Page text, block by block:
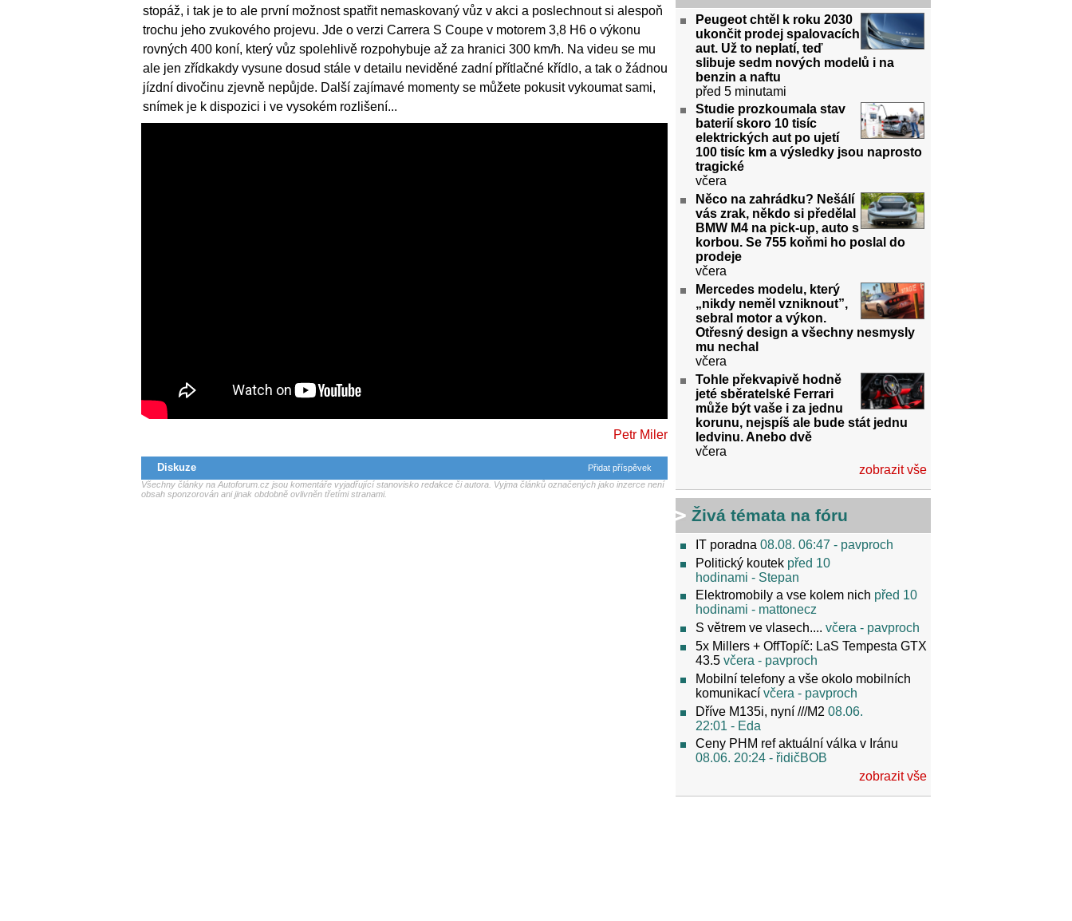
stopáž, i tak je to ale první možnost spatřit nemaskovaný vůz v akci a poslechnout si alespoň
trochu jeho zvukového projevu. Jde o verzi Carrera S Coupe v motorem 3,8 H6 o výkonu
rovných 400 koní, který vůz spolehlivě rozpohybuje až za hranici 300 km/h. Na videu se mu
ale jen zřídkakdy vysune dosud stále v detailu neviděné zadní přítlačné křídlo, a tak o žádnou
jízdní divočinu zjevně nepůjde. Další zajímavé momenty se můžete pokusit vykoumat sami,
snímek je k dispozici i ve vysokém rozlišení...
Petr Miler
Diskuze
Přidat příspěvek
Všechny články na Autoforum.cz jsou komentáře vyjadřující stanovisko redakce či autora. Vyjma článků označených jako inzerce není
obsah sponzorován ani jinak obdobně ovlivněn třetími stranami.
Peugeot chtěl k roku 2030
ukončit prodej spalovacích
aut. Už to neplatí, teď
slibuje sedm nových modelů i na
benzin a naftu
před 5 minutami
Studie prozkoumala stav
baterií skoro 10 tisíc
elektrických aut po ujetí
100 tisíc km a výsledky jsou naprosto
tragické
včera
Něco na zahrádku? Nešálí
vás zrak, někdo si předělal
BMW M4 na pick-up, auto s
korbou. Se 755 koňmi ho poslal do
prodeje
včera
Mercedes modelu, který
„nikdy neměl vzniknout”,
sebral motor a výkon.
Otřesný design a všechny nesmysly
mu nechal
včera
Tohle překvapivě hodně
jeté sběratelské Ferrari
může být vaše i za jednu
korunu, nejspíš ale bude stát jednu
ledvinu. Anebo dvě
včera
zobrazit vše
Živá témata na fóru
IT poradna 08.08. 06:47 - pavproch
Politický koutek před 10
hodinami - Stepan
Elektromobily a vse kolem nich před 10
hodinami - mattonecz
S větrem ve vlasech.... včera - pavproch
5x Millers + OffTopíč: LaS Tempesta GTX
43.5 včera - pavproch
Mobilní telefony a vše okolo mobilních
komunikací včera - pavproch
Dříve M135i, nyní ///M2 08.06.
22:01 - Eda
Ceny PHM ref aktuální válka v Iránu
08.06. 20:24 - řidičBOB
zobrazit vše